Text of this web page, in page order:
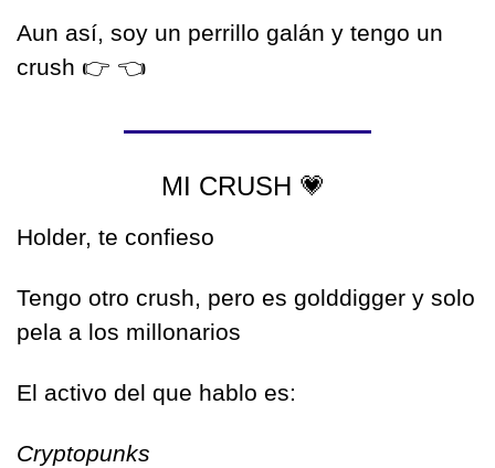
Aun así, soy un perrillo galán y tengo un
crush 👉 👈
MI CRUSH 💗
Holder, te confieso
Tengo otro crush, pero es golddigger y solo
pela a los millonarios
El activo del que hablo es:
Cryptopunks